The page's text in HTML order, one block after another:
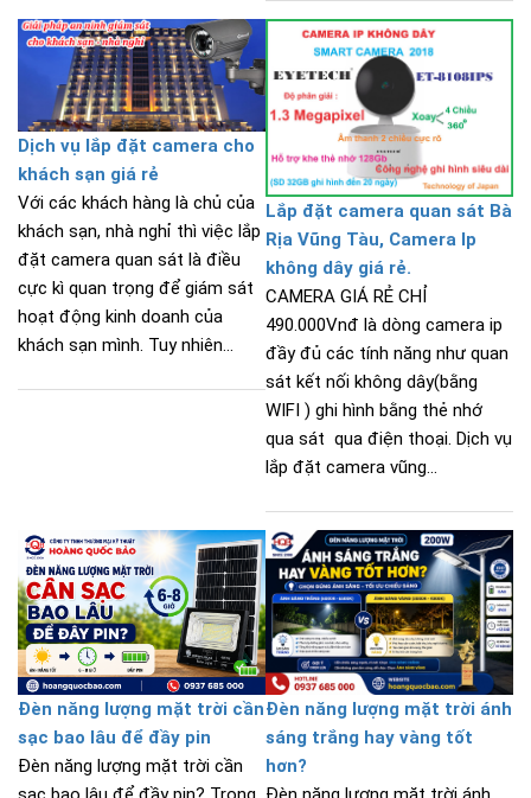
Dịch vụ lắp đặt camera cho
khách sạn giá rẻ
Với các khách hàng là chủ của
khách sạn, nhà nghỉ thì việc lắp
đặt camera quan sát là điều
cực kì quan trọng để giám sát
hoạt động kinh doanh của
khách sạn mình. Tuy nhiên...
Lắp đặt camera quan sát Bà
Rịa Vũng Tàu, Camera Ip
không dây giá rẻ.
CAMERA GIÁ RẺ CHỈ
490.000Vnđ là dòng camera ip
đầy đủ các tính năng như quan
sát kết nối không dây(bằng
WIFI ) ghi hình bằng thẻ nhớ
qua sát qua điện thoại. Dịch vụ
lắp đặt camera vũng...
Đèn năng lượng mặt trời cần
sạc bao lâu để đầy pin
Đèn năng lượng mặt trời cần
Đèn năng lượng mặt trời ánh
sáng trắng hay vàng tốt
hơn?